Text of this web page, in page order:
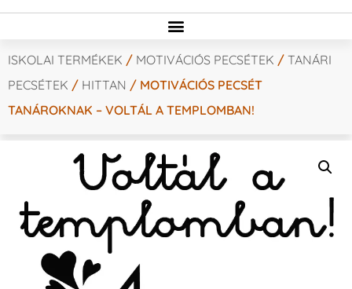
ISKOLAI TERMÉKEK / MOTIVÁCIÓS PECSÉTEK / TANÁRI
PECSÉTEK / HITTAN / MOTIVÁCIÓS PECSÉT
TANÁROKNAK – VOLTÁL A TEMPLOMBAN!